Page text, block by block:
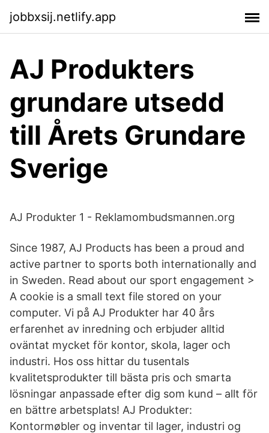
jobbxsij.netlify.app
AJ Produkters
grundare utsedd
till Årets Grundare
Sverige
AJ Produkter 1 - Reklamombudsmannen.org
Since 1987, AJ Products has been a proud and
active partner to sports both internationally and
in Sweden. Read about our sport engagement >
A cookie is a small text file stored on your
computer. Vi på AJ Produkter har 40 års
erfarenhet av inredning och erbjuder alltid
oväntat mycket för kontor, skola, lager och
industri. Hos oss hittar du tusentals
kvalitetsprodukter till bästa pris och smarta
lösningar anpassade efter dig som kund – allt för
en bättre arbetsplats! AJ Produkter:
Kontormøbler og inventar til lager, industri og